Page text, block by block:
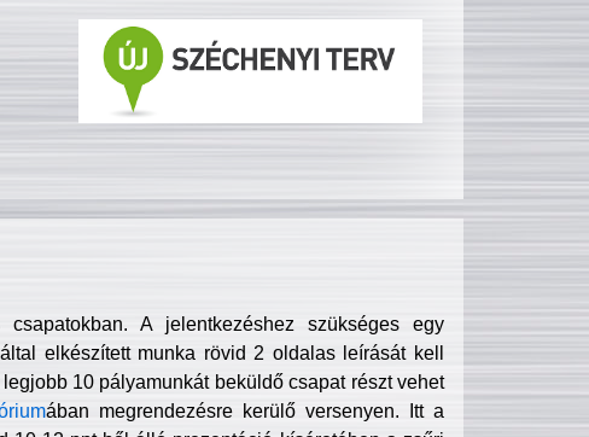
A jelentkezéshez szükséges egy
elkészített munka rövid 2 oldalas leírását kell
10 pályamunkát beküldő csapat részt vehet
ában megrendezésre kerülő versenyen. Itt a